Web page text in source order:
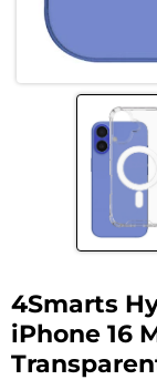
4Smarts
iPhone 16